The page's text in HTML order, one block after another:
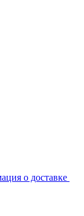
о доставке